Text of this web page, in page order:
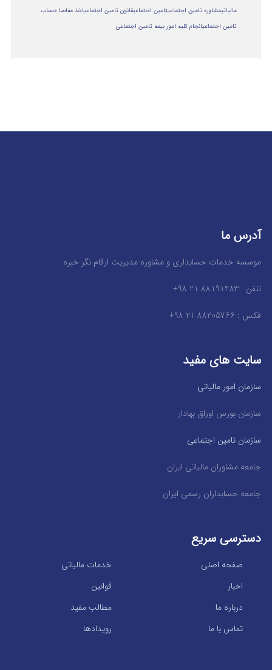
مالياتيمشاوره تامین اجتماعیتامین اجتماعیقانون تامین اجتماعیاخذ مفاصا حساب
تامین اجتماعیانجام کلیه امور بیمه تامین اجتماعی
آدرس ما
موسسه خدمات حسابداری و مشاوره مدیریت ارقام نگر خبره
تلفن : 88191483 21 98+
فکس : 88205766 21 98+
سایت های مفید
سازمان امور مالیاتی
سازمان بورس اوراق بهادار
سازمان تامین اجتماعی
جامعه مشاوران مالیاتی ایران
جامعه حسابداران رسمی ایران
دسترسی سریع
خدمات مالیاتی
صفحه اصلی
قوانین
اخبار
مطالب مفید
درباره ما
رویدادها
تماس با ما